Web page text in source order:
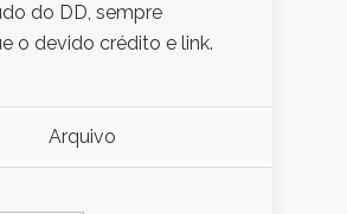
do DD, sempre
o devido crédito e link.
Arquivo